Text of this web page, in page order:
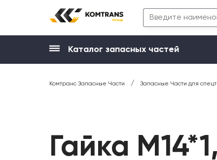
Каталог запасных частей
Комтранс Запасные Части / Запасные Части для
Гайка